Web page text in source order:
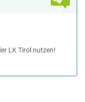
LK Tirol nutzen!